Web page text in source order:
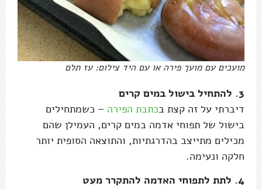
מועכים עם מועך פירה או עם היד צילום: עז תלם
3. להתחיל בישול במים קרים
דיברתי על זה קצת בכתבת הפירה – כשמתחילים
בישול של תפוחי אדמה במים קרים, העמילן שהם
מכילים מתייצב בהדרגתיות, והתוצאה הסופית יותר
חלקה ונעימה.
4. לתת לתפוחי האדמה להתקרר מעט